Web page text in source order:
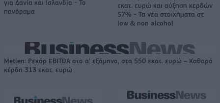
για Δανία και Ισλανδία - Το
πανόραμα
εκατ. ευρώ και αύξηση κερδών
57% - Τα νέα στοιχήματα σε
low & non alcohol
Metlen: Ρεκόρ EBITDA στο α' εξάμηνο, στα 550 εκατ. ευρώ – Καθαρά
κέρδη 313 εκατ. ευρώ